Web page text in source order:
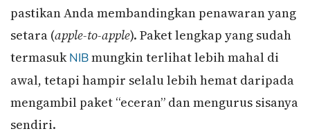
pastikan Anda membandingkan penawaran yang
setara (apple-to-apple). Paket lengkap yang sudah
termasukNIBmungkin terlihat lebih mahal di
awal, tetapi hampir selalu lebih hemat daripada
mengambil paket “eceran” dan mengurus sisanya
sendiri.